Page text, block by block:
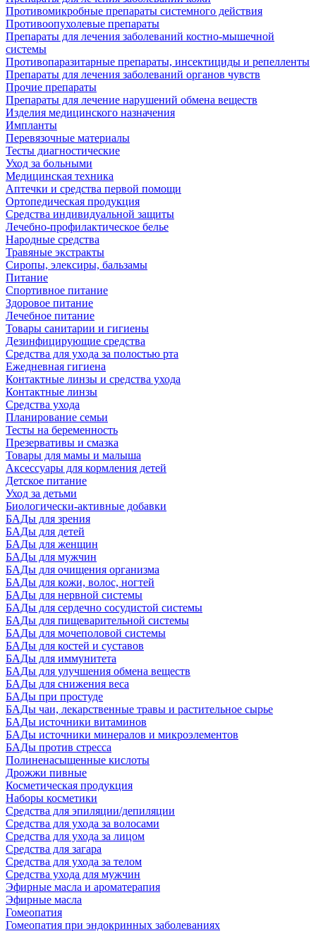
Противомикробные препараты системного действия
Противоопухолевые препараты
Препараты для лечения заболеваний костно-мышечной
системы
Противопаразитарные препараты, инсектициды и репелленты
Препараты для лечения заболеваний органов чувств
Прочие препараты
Препараты для лечение нарушений обмена веществ
Изделия медицинского назначения
Импланты
Перевязочные материалы
Тесты диагностические
Уход за больными
Медицинская техника
Аптечки и средства первой помощи
Ортопедическая продукция
Средства индивидуальной защиты
Лечебно-профилактическое белье
Народные средства
Травяные экстракты
Сиропы, элексиры, бальзамы
Питание
Спортивное питание
Здоровое питание
Лечебное питание
Товары санитарии и гигиены
Дезинфицирующие средства
Средства для ухода за полостью рта
Ежедневная гигиена
Контактные линзы и средства ухода
Контактные линзы
Средства ухода
Планирование семьи
Тесты на беременность
Презервативы и смазка
Товары для мамы и малыша
Аксессуары для кормления детей
Детское питание
Уход за детьми
Биологически-активные добавки
БАДы для зрения
БАДы для детей
БАДы для женщин
БАДы для мужчин
БАДы для очищения организма
БАДы для кожи, волос, ногтей
БАДы для нервной системы
БАДы для сердечно сосудистой системы
БАДы для пищеварительной системы
БАДы для мочеполовой системы
БАДы для костей и суставов
БАДы для иммунитета
БАДы для улучшения обмена веществ
БАДы для снижения веса
БАДы при простуде
БАДы чаи, лекарственные травы и растительное сырье
БАДы источники витаминов
БАДы источники минералов и микроэлементов
БАДы против стресса
Полиненасыщенные кислоты
Дрожжи пивные
Косметическая продукция
Наборы косметики
Средства для эпиляции/депиляции
Средства для ухода за волосами
Средства для ухода за лицом
Средства для загара
Средства для ухода за телом
Средства ухода для мужчин
Эфирные масла и ароматерапия
Эфирные масла
Гомеопатия
Гомеопатия при эндокринных заболеваниях